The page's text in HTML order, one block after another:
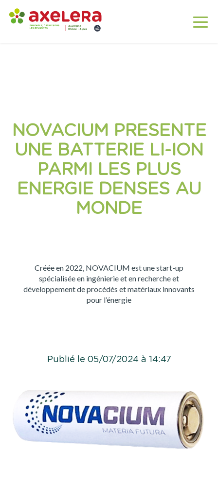
NOVACIUM PRESENTE
UNE BATTERIE LI-ION
PARMI LES PLUS
ENERGIE DENSES AU
MONDE
Créée en 2022, NOVACIUM est une start-up
spécialisée en ingénierie et en recherche et
développement de procédés et matériaux innovants
pour l’énergie
Publié le 05/07/2024 à 14:47